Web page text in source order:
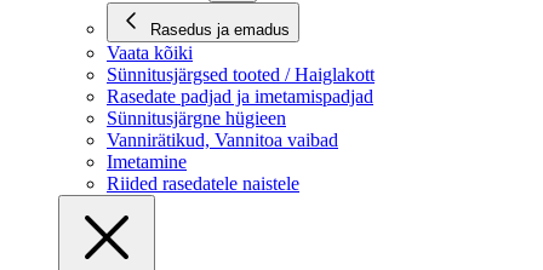
Rasedus ja emadus
Vaata kõiki
Sünnitusjärgsed tooted / Haiglakott
Rasedate padjad ja imetamispadjad
Sünnitusjärgne hügieen
Vannirätikud, Vannitoa vaibad
Imetamine
Riided rasedatele naistele